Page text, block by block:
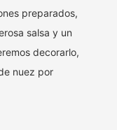
preparados,
salsa y un
decorarlo,
nuez por